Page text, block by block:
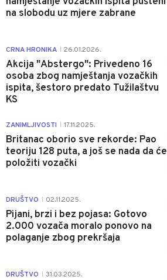
na slobodu uz mjere zabrane
CRNA HRONIKA 26.01.2026.
Akcija "Abstergo": Privedeno 16
osoba zbog namještanja vozačkih
ispita, šestoro predato Tužilaštvu
KS
ZANIMLJIVOSTI 17.11.2025.
Britanac oborio sve rekorde: Pao
teoriju 128 puta, a još se nada da će
položiti vozački
DRUŠTVO 02.11.2025.
Pijani, brzi i bez pojasa: Gotovo
2.000 vozača moralo ponovo na
polaganje zbog prekršaja
DRUŠTVO 31.03.2025.